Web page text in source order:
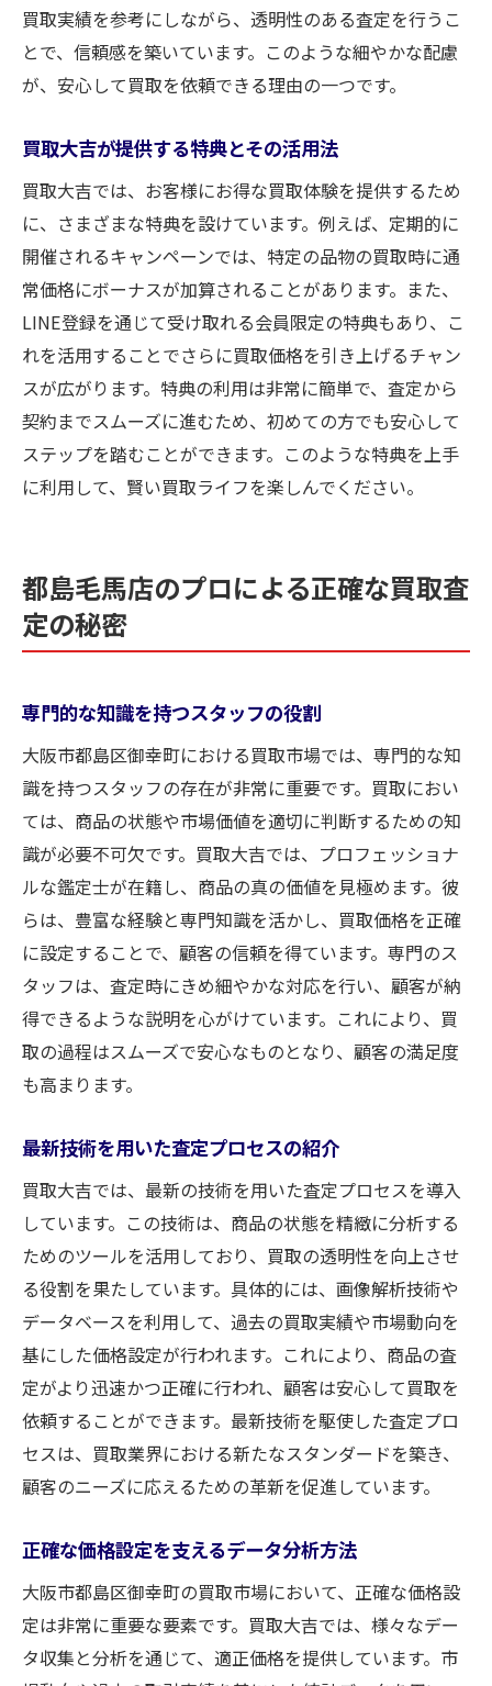
買取実績を参考にしながら、透明性のある査定を行うこ
とで、信頼感を築いています。このような細やかな配慮
が、安心して買取を依頼できる理由の一つです。
買取大吉が提供する特典とその活用法
買取大吉では、お客様にお得な買取体験を提供するため
に、さまざまな特典を設けています。例えば、定期的に
開催されるキャンペーンでは、特定の品物の買取時に通
常価格にボーナスが加算されることがあります。また、
LINE登録を通じて受け取れる会員限定の特典もあり、こ
れを活用することでさらに買取価格を引き上げるチャン
スが広がります。特典の利用は非常に簡単で、査定から
契約までスムーズに進むため、初めての方でも安心して
ステップを踏むことができます。このような特典を上手
に利用して、賢い買取ライフを楽しんでください。
都島毛馬店のプロによる正確な買取査
定の秘密
専門的な知識を持つスタッフの役割
大阪市都島区御幸町における買取市場では、専門的な知
識を持つスタッフの存在が非常に重要です。買取におい
ては、商品の状態や市場価値を適切に判断するための知
識が必要不可欠です。買取大吉では、プロフェッショナ
ルな鑑定士が在籍し、商品の真の価値を見極めます。彼
らは、豊富な経験と専門知識を活かし、買取価格を正確
に設定することで、顧客の信頼を得ています。専門のス
タッフは、査定時にきめ細やかな対応を行い、顧客が納
得できるような説明を心がけています。これにより、買
取の過程はスムーズで安心なものとなり、顧客の満足度
も高まります。
最新技術を用いた査定プロセスの紹介
買取大吉では、最新の技術を用いた査定プロセスを導入
しています。この技術は、商品の状態を精緻に分析する
ためのツールを活用しており、買取の透明性を向上させ
る役割を果たしています。具体的には、画像解析技術や
データベースを利用して、過去の買取実績や市場動向を
基にした価格設定が行われます。これにより、商品の査
定がより迅速かつ正確に行われ、顧客は安心して買取を
依頼することができます。最新技術を駆使した査定プロ
セスは、買取業界における新たなスタンダードを築き、
顧客のニーズに応えるための革新を促進しています。
正確な価格設定を支えるデータ分析方法
大阪市都島区御幸町の買取市場において、正確な価格設
定は非常に重要な要素です。買取大吉では、様々なデー
タ収集と分析を通じて、適正価格を提供しています。市